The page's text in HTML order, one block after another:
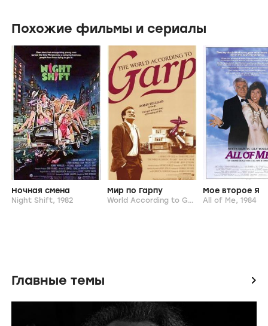
Похожие фильмы и сериалы
Ночная смена
Night Shift, 1982
Мир по Гарпу
World According to Garp, 1982
Мое второе Я
All of Me, 1984
Главные темы icon